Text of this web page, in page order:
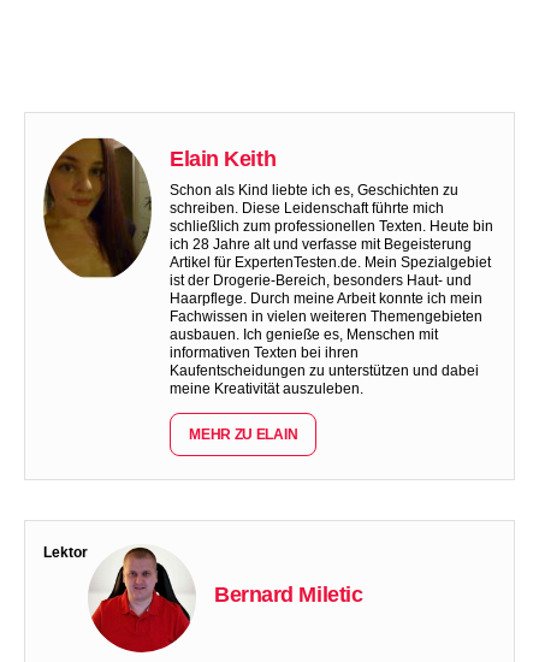
Elain Keith
Schon als Kind liebte ich es, Geschichten zu
schreiben. Diese Leidenschaft führte mich
schließlich zum professionellen Texten. Heute bin
ich 28 Jahre alt und verfasse mit Begeisterung
Artikel für ExpertenTesten.de. Mein Spezialgebiet
ist der Drogerie-Bereich, besonders Haut- und
Haarpflege. Durch meine Arbeit konnte ich mein
Fachwissen in vielen weiteren Themengebieten
ausbauen. Ich genieße es, Menschen mit
informativen Texten bei ihren
Kaufentscheidungen zu unterstützen und dabei
meine Kreativität auszuleben.
MEHR ZU ELAIN
Lektor
Bernard Miletic